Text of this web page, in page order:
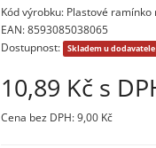
Kód výrobku: Plastové ramínko
EAN: 8593085038065
Dostupnost:
Skladem u dodavatele
10,89 Kč s
Cena bez DPH: 9,00 Kč